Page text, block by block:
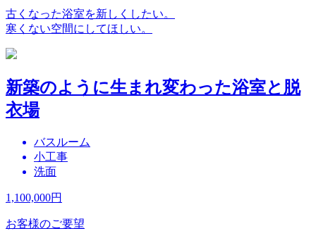
古くなった浴室を新しくしたい。
寒くない空間にしてほしい。
新築のように生まれ変わった浴室と脱
衣場
バスルーム
小工事
洗面
1,100,000円
お客様のご要望